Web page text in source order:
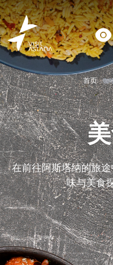
首页 咖
在前往阿斯塔纳的旅
味与美食